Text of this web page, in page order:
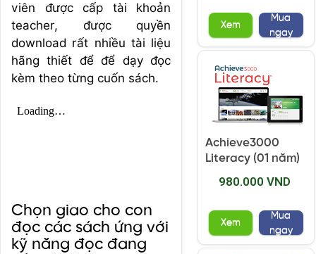
viên được cấp tài khoản
teacher, được quyền
download rất nhiều tài liệu
hãng thiết để để dạy đọc
kèm theo từng cuốn sách.
Chọn giao cho con
đọc các sách ứng với
kỹ năng đọc đang
Xem
Mua
ngay
Achieve3000
Literacy (01 năm)
980.000 VND
Xem
Mua
ngay